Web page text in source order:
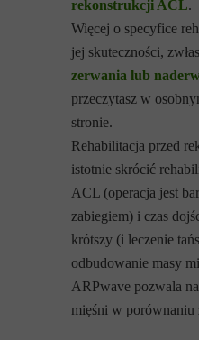
rekonstrukcji ACL.
Więcej o specyfice
jej skuteczności,
zerwania lub
przeczytasz w
stronie.
Rehabilitacja przed
istotnie skrócić
ACL (operacja jest
zabiegiem) i czas
krótszy (i leczenie
odbudowanie masy
ARPwave pozwala
mięśni w porównaniu